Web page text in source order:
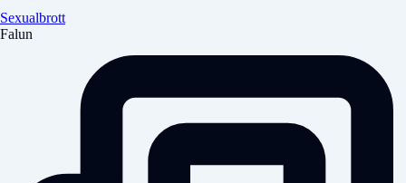
Sexualbrott
Falun